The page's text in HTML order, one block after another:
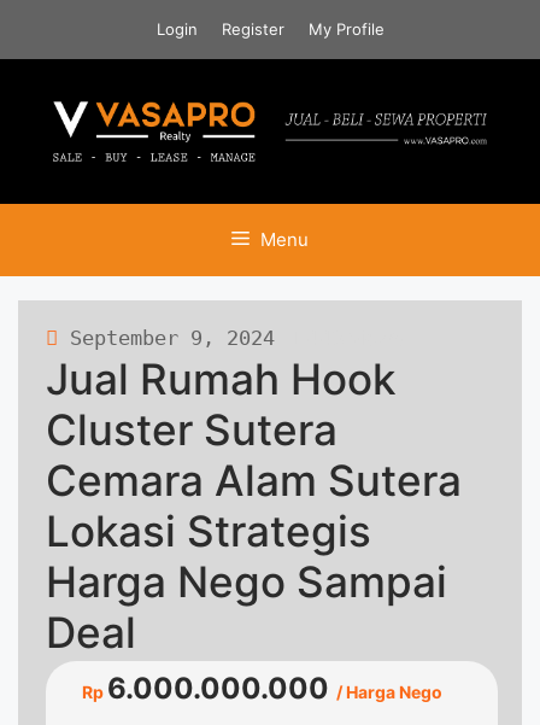
Login Register My Profile
Menu
September 9, 2024
Jual Rumah Hook
Cluster Sutera
Cemara Alam Sutera
Lokasi Strategis
Harga Nego Sampai
Deal
Rp 6.000.000.000 / Harga Nego